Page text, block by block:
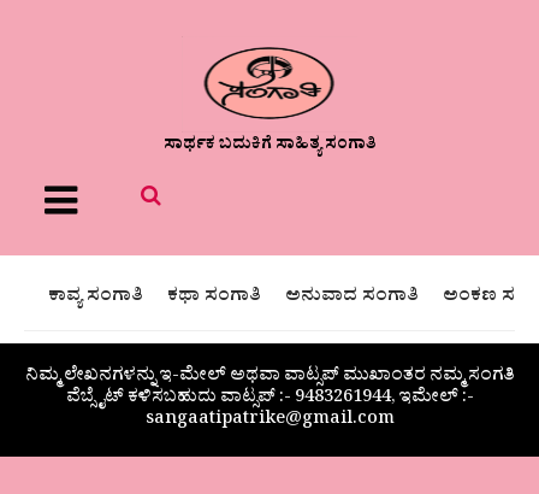
ಸಾರ್ಥಕ ಬದುಕಿಗೆ ಸಾಹಿತ್ಯ ಸಂಗಾತಿ
Menu
ಕಾವ್ಯ ಸಂಗಾತಿ ಕಥಾ ಸಂಗಾತಿ ಅನುವಾದ ಸಂಗಾತಿ ಅಂಕಣ
ನಿಮ್ಮ ಲೇಖನಗಳನ್ನು ಇ-ಮೇಲ್ ಅಥವಾ ವಾಟ್ಸಪ್ ಮುಖಾಂತರ ನಮ್ಮ ಸಂಗತಿ
ವೆಬ್ಸೈಟ್ ಕಳಿಸಬಹುದು ವಾಟ್ಸಪ್‌ :- 9483261944, ಇಮೇಲ್ :-
sangaatipatrike@gmail.com